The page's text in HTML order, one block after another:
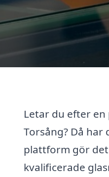
Letar du efter
Torsång? Då
plattform gör
kvalificerade